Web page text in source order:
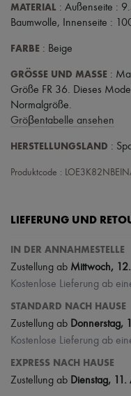
Hüte
Taschenschmuck und
Haar-Accessoires
High-Tech & Lifestyle-Zubehör
Schmuck
Alle Produkte
Halsketten
Armbänder
Beauty
Parfums
Gesichtspflege
Sonnenschutz
Mini- und Reiseformate
Ultimates
MATERIAL : Außenseite :
Baumwolle, Innenseite :
FARBE : Beige
GRÖSSE UND MASSE :
Größe FR 36. Dieses
Normalgröße.
Gröβentabelle ansehen
HERSTELLUNGSLAND :
Produktcode :
LIEFERUNG UND
IN DER ANNAHMESTELLE
Zustellung ab Mittwoch,
Kostenlose Lieferung ab
STANDARD NACH HAUSE
Zustellung ab Donnerstag,
Kostenlose Lieferung ab
EXPRESS NACH HAUSE
Zustellung ab Dienstag, 11.